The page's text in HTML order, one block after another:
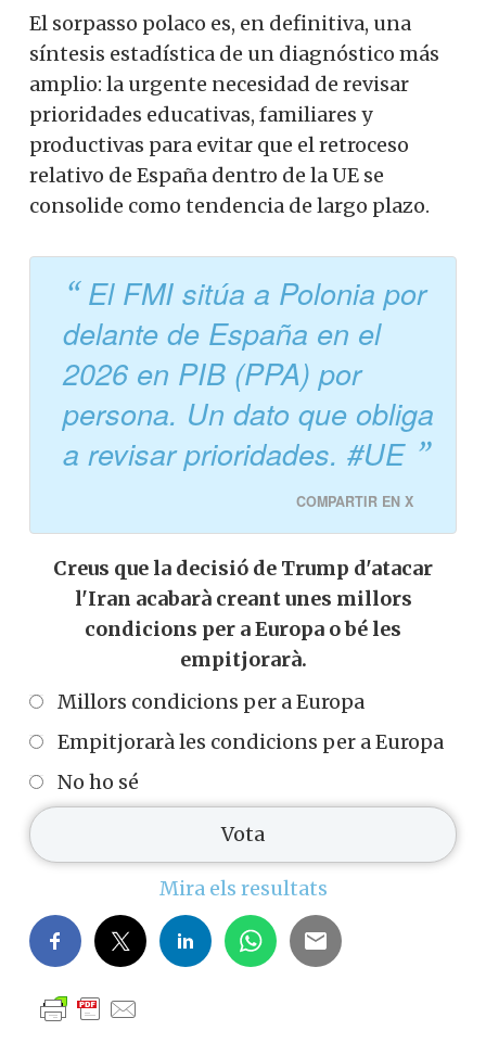
El sorpasso polaco es, en definitiva, una
síntesis estadística de un diagnóstico más
amplio: la urgente necesidad de revisar
prioridades educativas, familiares y
productivas para evitar que el retroceso
relativo de España dentro de la UE se
consolide como tendencia de largo plazo.
El FMI sitúa a Polonia por
delante de España en el
2026 en PIB (PPA) por
persona. Un dato que obliga
a revisar prioridades. #UE
COMPARTIR EN X
Creus que la decisió de Trump d'atacar
l'Iran acabarà creant unes millors
condicions per a Europa o bé les
empitjorarà.
Millors condicions per a Europa
Empitjorarà les condicions per a Europa
No ho sé
Mira els resultats